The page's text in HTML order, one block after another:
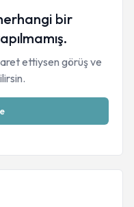
bir
ettiysen görüş ve